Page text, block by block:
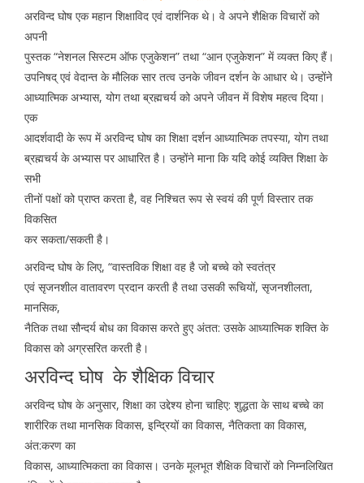
अरविन्द घोष एक महान शिक्षाविद एवं दार्शनिक थे। वे अपने शैक्षिक विचारों को
अपनी
पुस्तक “नेशनल सिस्टम ऑफ एजुकेशन” तथा “आन एजुकेशन” में व्यक्त किए हैं।
उपनिषद् एवं वेदान्त के मौलिक सार तत्व उनके जीवन दर्शन के आधार थे। उन्होंने
आध्यात्मिक अभ्यास, योग तथा ब्रह्मचर्य को अपने जीवन में विशेष महत्व दिया।
एक
आदर्शवादी के रूप में अरविन्द घोष का शिक्षा दर्शन आध्यात्मिक तपस्या, योग तथा
ब्रह्मचर्य के अभ्यास पर आधारित है। उन्होंने माना कि यदि कोई व्यक्ति शिक्षा के
सभी
तीनों पक्षों को प्राप्त करता है, वह निश्चित रूप से स्वयं की पूर्ण विस्तार तक
विकसित
कर सकता/सकती है।
अरविन्द घोष के लिए, “वास्तविक शिक्षा वह है जो बच्चे को स्वतंत्र
एवं सृजनशील वातावरण प्रदान करती है तथा उसकी रूचियों, सृजनशीलता,
मानसिक,
नैतिक तथा सौन्दर्य बोध का विकास करते हुए अंतत: उसके आध्यात्मिक शक्ति के
विकास को अग्रसरित करती है।
अरविन्द घोष के शैक्षिक विचार
अरविन्द घोष के अनुसार, शिक्षा का उद्देश्य होना चाहिए: शुद्धता के साथ बच्चे का
शारीरिक तथा मानसिक विकास, इन्द्रियों का विकास, नैतिकता का विकास,
अंत:करण का
विकास, आध्यात्मिकता का विकास। उनके मूलभूत शैक्षिक विचारों को निम्नलिखित